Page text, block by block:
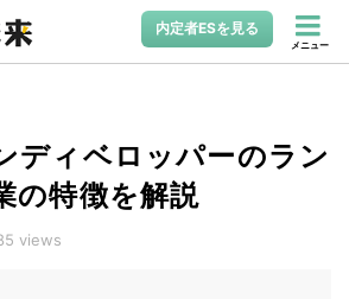
内定者ESを見る
メニュー
ディベロッパーのラン
の特徴を解説
views